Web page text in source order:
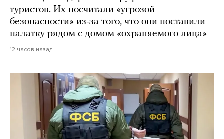
туристов. Их посчитали «угрозой
безопасности» из-за того, что они поставили
палатку рядом с домом «охраняемого лица»
12 часов назад